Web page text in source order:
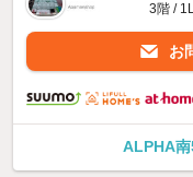
3階 /
お
ALPHA南